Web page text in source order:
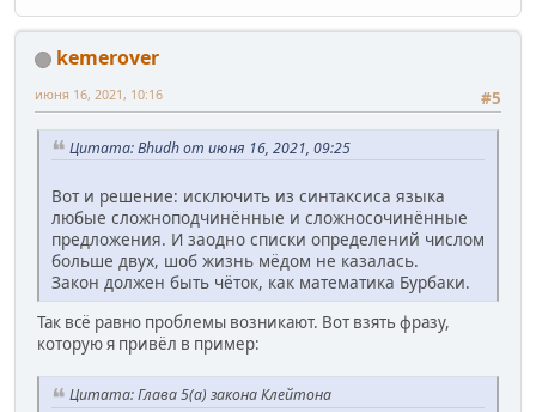
kemerover
#5
июня 16, 2021, 10:16
Цитата: Bhudh от июня 16, 2021, 09:25
Вот и решение: исключить из синтаксиса языка
любые сложноподчинённые и сложносочинённые
предложения. И заодно списки определений числом
больше двух, шоб жизнь мёдом не казалась.
Закон должен быть чёток, как математика Бурбаки.
Так всё равно проблемы возникают. Вот взять фразу,
которую я привёл в пример:
Цитата: Глава 5(а) закона Клейтона